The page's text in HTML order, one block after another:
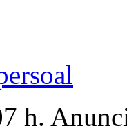
h.